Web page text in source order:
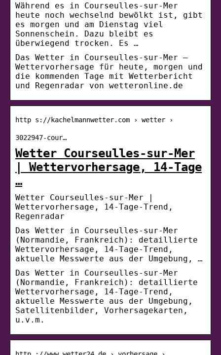
Während es in Courseulles-sur-Mer
heute noch wechselnd bewölkt ist, gibt
es morgen und am Dienstag viel
Sonnenschein. Dazu bleibt es
überwiegend trocken. Es …
Das Wetter in Courseulles-sur-Mer –
Wettervorhersage für heute, morgen und
die kommenden Tage mit Wetterbericht
und Regenradar von wetteronline.de
http s://kachelmannwetter.com › wetter ›
3022947-cour…
Wetter Courseulles-sur-Mer
| Wettervorhersage, 14-Tage
…
Wetter Courseulles-sur-Mer |
Wettervorhersage, 14-Tage-Trend,
Regenradar
Das Wetter in Courseulles-sur-Mer
(Normandie, Frankreich): detaillierte
Wettervorhersage, 14-Tage-Trend,
aktuelle Messwerte aus der Umgebung, …
Das Wetter in Courseulles-sur-Mer
(Normandie, Frankreich): detaillierte
Wettervorhersage, 14-Tage-Trend,
aktuelle Messwerte aus der Umgebung,
Satellitenbilder, Vorhersagekarten,
u.v.m.